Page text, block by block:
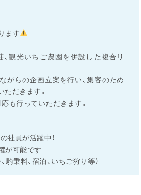
ます
、観光いちご農園を併設した複合リ
がらの企画立案を行い、集客のため
だきます。
も行っていただきます。
社員が活躍中！
が可能です
騎乗料、宿泊、いちご狩り等）